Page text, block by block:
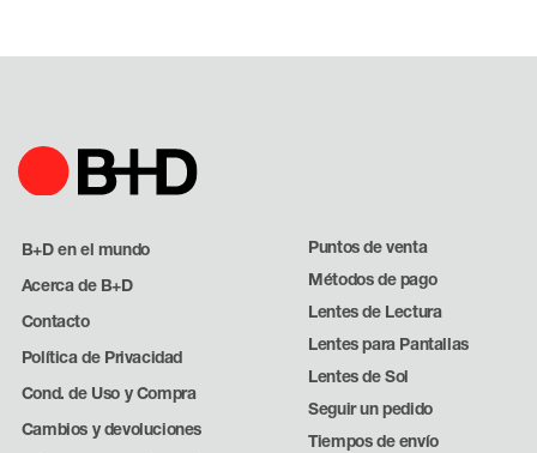
B+D en el mundo
Acerca de B+D
Contacto
Política de Privacidad
Cond. de Uso y Compra
Cambios y devoluciones
Puntos de venta
Métodos de pago
Lentes de Lectura
Lentes para Pantallas
Lentes de Sol
Seguir un pedido
Tiempos de envío